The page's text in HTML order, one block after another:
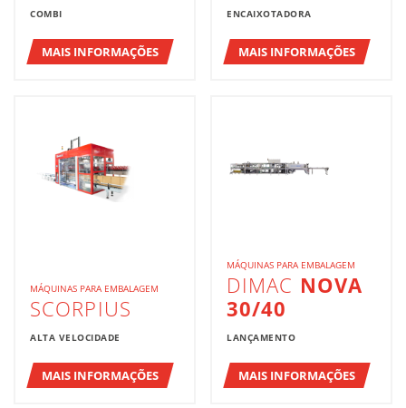
COMBI
MAIS INFORMAÇÕES
ENCAIXOTADORA
MAIS INFORMAÇÕES
MÁQUINAS PARA EMBALAGEM
SCORPIUS
ALTA VELOCIDADE
MAIS INFORMAÇÕES
MÁQUINAS PARA EMBALAGEM
DIMAC NOVA
30/40
LANÇAMENTO
MAIS INFORMAÇÕES